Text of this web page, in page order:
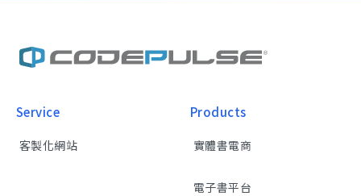
Service
客製化網站
Products
實體書電商
電子書平台